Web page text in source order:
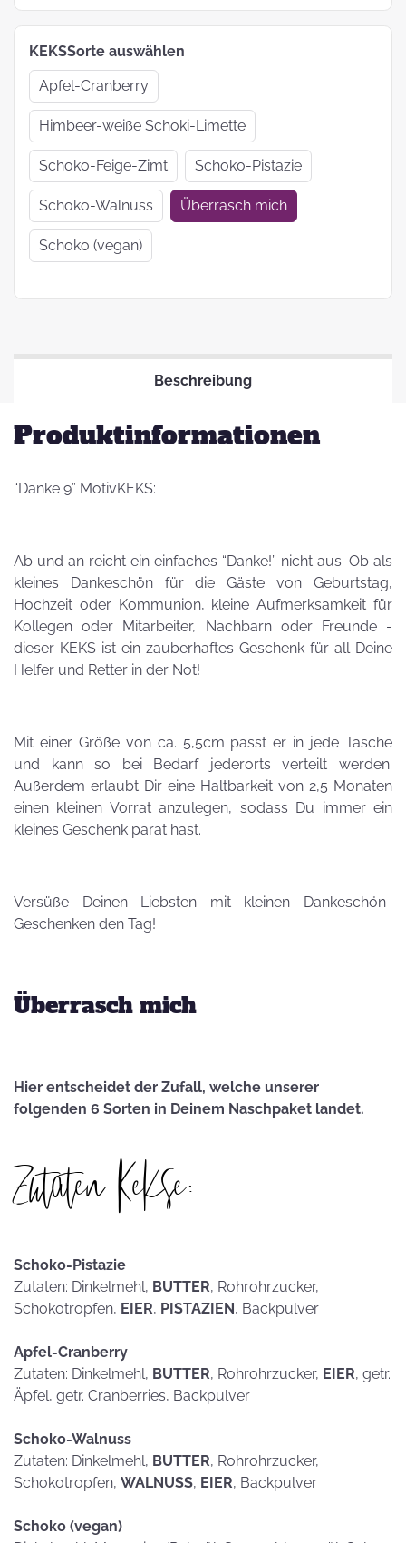
KEKSSorte auswählen
Apfel-Cranberry
Himbeer-weiße Schoki-Limette
Schoko-Feige-Zimt Schoko-Pistazie
Schoko-Walnuss Überrasch mich
Schoko (vegan)
Beschreibung
Produktinformationen
“Danke 9” MotivKEKS:
Ab und an reicht ein einfaches “Danke!” nicht aus. Ob als
kleines Dankeschön für die Gäste von Geburtstag,
Hochzeit oder Kommunion, kleine Aufmerksamkeit für
Kollegen oder Mitarbeiter, Nachbarn oder Freunde -
dieser KEKS ist ein zauberhaftes Geschenk für all Deine
Helfer und Retter in der Not!
Mit einer Größe von ca. 5,5cm passt er in jede Tasche
und kann so bei Bedarf jederorts verteilt werden.
Außerdem erlaubt Dir eine Haltbarkeit von 2,5 Monaten
einen kleinen Vorrat anzulegen, sodass Du immer ein
kleines Geschenk parat hast.
Versüße Deinen Liebsten mit kleinen Dankeschön-
Geschenken den Tag!
Überrasch mich
Hier entscheidet der Zufall, welche unserer
folgenden 6 Sorten in Deinem Naschpaket landet.
Zutaten Kekse:
Schoko-Pistazie
Zutaten: Dinkelmehl, BUTTER, Rohrohrzucker,
Schokotropfen, EIER, PISTAZIEN, Backpulver
Apfel-Cranberry
Zutaten: Dinkelmehl, BUTTER, Rohrohrzucker, EIER, getr.
Äpfel, getr. Cranberries, Backpulver
Schoko-Walnuss
Zutaten: Dinkelmehl, BUTTER, Rohrohrzucker,
Schokotropfen, WALNUSS, EIER, Backpulver
Schoko (vegan)